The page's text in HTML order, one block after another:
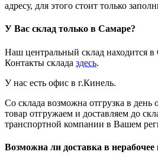
адресу, для этого стоит только
У Вас склад только в Самаре?
Наш центральный склад находится в
Контакты склада здесь.
У нас есть офис в г.Кинель.
Со склада возможна отгрузка в
товар отгружаем и доставляем до
транспортной компании в Вашем
Возможна ли доставка в